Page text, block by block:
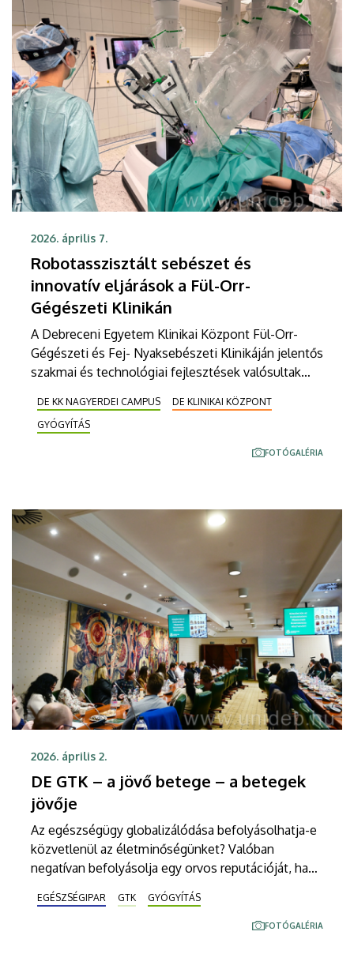
szövődmények kialakulásának esélye és gyorsabb a
felépülés.
2026. április 7.
Robotasszisztált sebészet és
innovatív eljárások a Fül-Orr-
Gégészeti Klinikán
A Debreceni Egyetem Klinikai Központ Fül-Orr-
Gégészeti és Fej- Nyaksebészeti Klinikáján jelentős
szakmai és technológiai fejlesztések valósultak
Szilvássy Judit Audiológiai Központ, bevezettek
több korszerű minimálisan invazív eljárást, és
elindult a robotasszisztált sebészeti rendszer
DE KK NAGYERDEI CAMPUS
DE KLINIKAI KÖZPONT
GYÓGYÍTÁS
FOTÓGALÉRIA
2026. április 2.
DE GTK – a jövő betege – a betegek
jövője
Az egészségügy globalizálódása befolyásolhatja-e
közvetlenül az életminőségünket? Valóban
negatívan befolyásolja egy orvos reputációját, ha
használja? Káros-e az egészségügy számára, hogy
a betegeknél dr. Google-t felváltotta dr. AI? A
EGÉSZSÉGIPAR GTK GYÓGYÍTÁS
FOTÓGALÉRIA